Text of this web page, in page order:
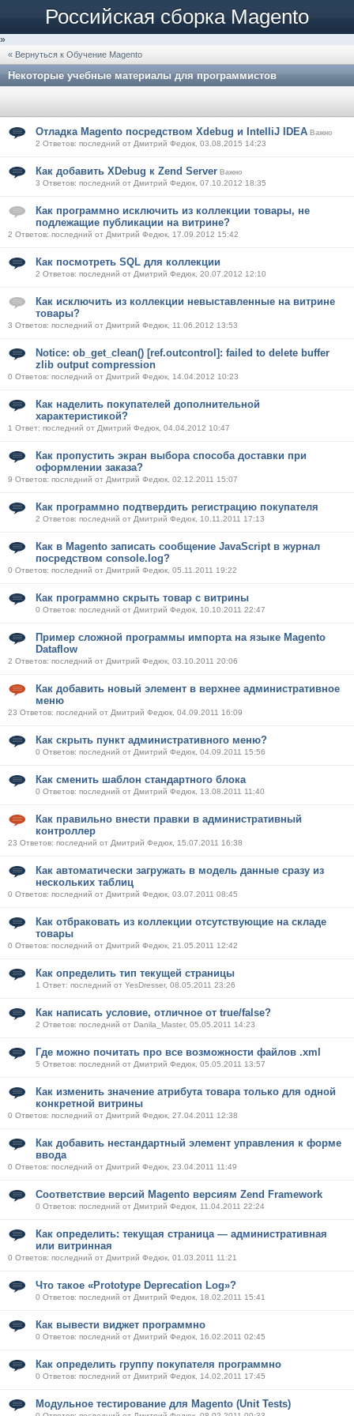
Российская сборка Magento
»
« Вернуться к Обучение Magento
Некоторые учебные материалы для программистов
Отладка Magento посредством Xdebug и IntelliJ IDEA Важно
2 Ответов: последний от Дмитрий Федюк, 03.08.2015 14:23
Как добавить XDebug к Zend Server Важно
3 Ответов: последний от Дмитрий Федюк, 07.10.2012 18:35
Как программно исключить из коллекции товары, не
подлежащие публикации на витрине?
2 Ответов: последний от Дмитрий Федюк, 17.09.2012 15:42
Как посмотреть SQL для коллекции
2 Ответов: последний от Дмитрий Федюк, 20.07.2012 12:10
Как исключить из коллекции невыставленные на витрине
товары?
3 Ответов: последний от Дмитрий Федюк, 11.06.2012 13:53
Notice: ob_get_clean() [ref.outcontrol]: failed to delete buffer
zlib output compression
0 Ответов: последний от Дмитрий Федюк, 14.04.2012 10:23
Как наделить покупателей дополнительной
характеристикой?
1 Ответ: последний от Дмитрий Федюк, 04.04.2012 10:47
Как пропустить экран выбора способа доставки при
оформлении заказа?
9 Ответов: последний от Дмитрий Федюк, 02.12.2011 15:07
Как программно подтвердить регистрацию покупателя
2 Ответов: последний от Дмитрий Федюк, 10.11.2011 17:13
Как в Magento записать сообщение JavaScript в журнал
посредством console.log?
0 Ответов: последний от Дмитрий Федюк, 05.11.2011 19:22
Как программно скрыть товар с витрины
0 Ответов: последний от Дмитрий Федюк, 10.10.2011 22:47
Пример сложной программы импорта на языке Magento
Dataflow
2 Ответов: последний от Дмитрий Федюк, 03.10.2011 20:06
Как добавить новый элемент в верхнее административное
меню
23 Ответов: последний от Дмитрий Федюк, 04.09.2011 16:09
Как скрыть пункт административного меню?
0 Ответов: последний от Дмитрий Федюк, 04.09.2011 15:56
Как сменить шаблон стандартного блока
0 Ответов: последний от Дмитрий Федюк, 13.08.2011 11:40
Как правильно внести правки в административный
контроллер
23 Ответов: последний от Дмитрий Федюк, 15.07.2011 16:38
Как автоматически загружать в модель данные сразу из
нескольких таблиц
0 Ответов: последний от Дмитрий Федюк, 03.07.2011 08:45
Как отбраковать из коллекции отсутствующие на складе
товары
0 Ответов: последний от Дмитрий Федюк, 21.05.2011 12:42
Как определить тип текущей страницы
1 Ответ: последний от YesDresser, 08.05.2011 23:26
Как написать условие, отличное от true/false?
2 Ответов: последний от Danila_Master, 05.05.2011 14:23
Где можно почитать про все возможности файлов .xml
5 Ответов: последний от Дмитрий Федюк, 05.05.2011 13:57
Как изменить значение атрибута товара только для одной
конкретной витрины
0 Ответов: последний от Дмитрий Федюк, 27.04.2011 12:38
Как добавить нестандартный элемент управления к форме
ввода
0 Ответов: последний от Дмитрий Федюк, 23.04.2011 11:49
Соответствие версий Magento версиям Zend Framework
0 Ответов: последний от Дмитрий Федюк, 11.04.2011 22:24
Как определить: текущая страница — административная
или витринная
0 Ответов: последний от Дмитрий Федюк, 01.03.2011 11:21
Что такое «Prototype Deprecation Log»?
0 Ответов: последний от Дмитрий Федюк, 18.02.2011 15:41
Как вывести виджет программно
0 Ответов: последний от Дмитрий Федюк, 16.02.2011 02:45
Как определить группу покупателя программно
0 Ответов: последний от Дмитрий Федюк, 14.02.2011 17:45
Модульное тестирование для Magento (Unit Tests)